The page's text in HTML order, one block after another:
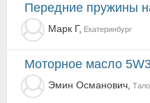
Передние пружины на
Марк Г, Екатеринбург
Моторное масло 5W30
Эмин Османович,